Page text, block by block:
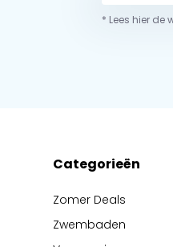
* Lees hier de
Categorieën
Zomer Deals
Zwembaden